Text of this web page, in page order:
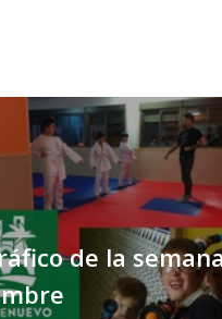
de la